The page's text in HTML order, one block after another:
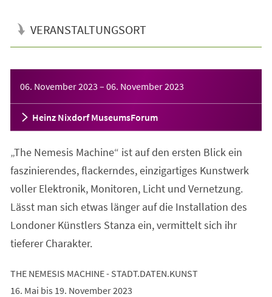
VERANSTALTUNGSORT
06. November 2023 – 06. November 2023
Heinz Nixdorf MuseumsForum
„The Nemesis Machine“ ist auf den ersten Blick ein
faszinierendes, flackerndes, einzigartiges Kunstwerk
voller Elektronik, Monitoren, Licht und Vernetzung.
Lässt man sich etwas länger auf die Installation des
Londoner Künstlers Stanza ein, vermittelt sich ihr
tieferer Charakter.
THE NEMESIS MACHINE - STADT.DATEN.KUNST
16. Mai bis 19. November 2023